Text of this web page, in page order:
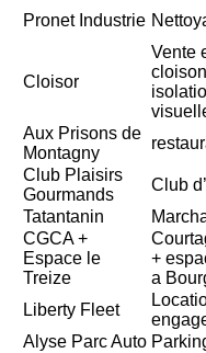
Pronet Industrie
Cloisor
Vente
Aux Prisons de
Montagny
Club Plaisirs
Gourmands
Club
Tatantanin
CGCA +
Espace le
Treize
+
a
Liberty Fleet
Alyse Parc Auto